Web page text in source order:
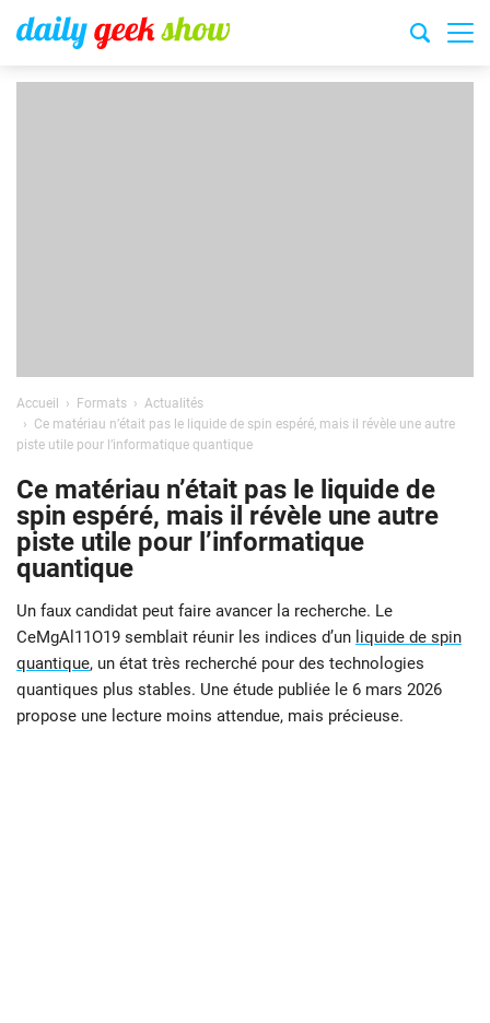
Accueil Formats
Actualités
Ce matériau n’était pas le liquide de spin espéré, mais il révèle une autre
piste utile pour l’informatique quantique
Ce matériau n’était pas le liquide de
spin espéré, mais il révèle une autre
piste utile pour l’informatique
quantique
Un faux candidat peut faire avancer la recherche. Le
CeMgAl11O19 semblait réunir les indices d’un liquide de spin
quantique, un état très recherché pour des technologies
quantiques plus stables. Une étude publiée le 6 mars 2026
propose une lecture moins attendue, mais précieuse.